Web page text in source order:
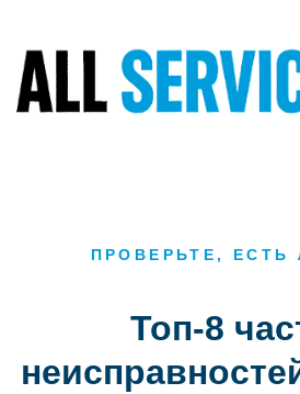
ПРОВЕРЬТЕ, ЕСТЬ
Топ-8